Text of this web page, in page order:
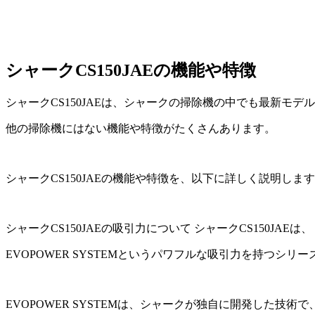
シャークCS150JAEの機能や特徴
シャークCS150JAEは、シャークの掃除機の中でも最新モデル
他の掃除機にはない機能や特徴がたくさんあります。
シャークCS150JAEの機能や特徴を、以下に詳しく説明します
シャークCS150JAEの吸引力について シャークCS150JAEは、
EVOPOWER SYSTEMというパワフルな吸引力を持つシリー
EVOPOWER SYSTEMは、シャークが独自に開発した技術で、